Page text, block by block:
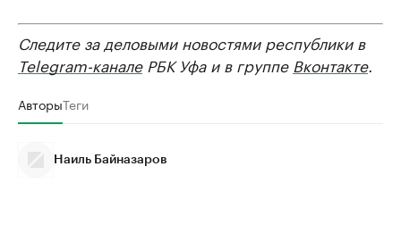
Следите за деловыми новостями республики в
Telegram-каналеРБК Уфа и в группе Вконтакте.
АвторыТеги
Наиль Байназаров